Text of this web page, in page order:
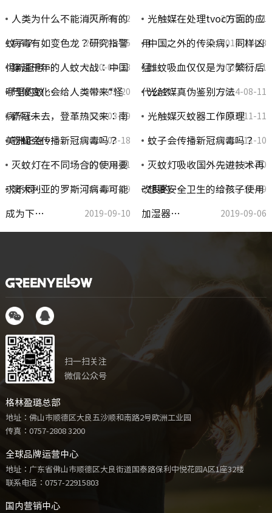
2014-08-12 2015-11-11
人类为什么不能消灭所有的
蚊子？ 2020-03-25
光触媒在处理tvoc方面的应
用 2014-11-13
病毒有如变色龙？研究指警
惕新冠患… 2020-03-23
中国之外的传染病，同样凶
猛 2020-03-21
穿越千年的人蚊大战：中国
哪里的蚊… 2020-03-20
雌蚊吸血仅仅是为了繁衍后
代么？ 2014-08-11
气候变化会给人类带来“怪
病”吗… 2020-03-19
光触媒真伪鉴别方法
2014-11-11
新冠未去，登革热又来：南
美洲正在… 2020-03-18
光触媒灭蚊器工作原理
2015-11-10
苍蝇会传播新冠病毒吗？
2020-03-11
蚊子会传播新冠病毒吗？
2020-03-10
灭蚊灯在不同场合的使用要
求不同… 2014-08-09
灭蚊灯吸收国外先进技术再
改良的… 2015-11-09
澳大利亚的罗斯河病毒可能
成为下… 2019-09-10
想要安全卫生的给孩子使用
加湿器… 2019-09-06
扫一扫关注
微信公众号
格林盈璐总部
地址：佛山市顺德区大良五沙顺和南路2号欧洲工业园
传真：0757-2808 3200
全球品牌运营中心
地址：广东省佛山市顺德区大良街道国泰路保利中悦花园A区1座32楼
联系电话： 0757-22915803
国内营销中心